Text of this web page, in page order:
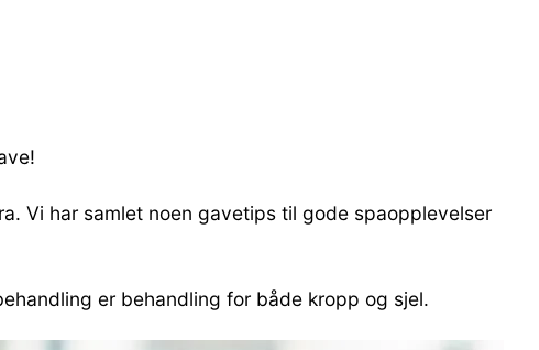
Vi har samlet noen gavetips til gode spaopplevelser
er behandling for både kropp og sjel.